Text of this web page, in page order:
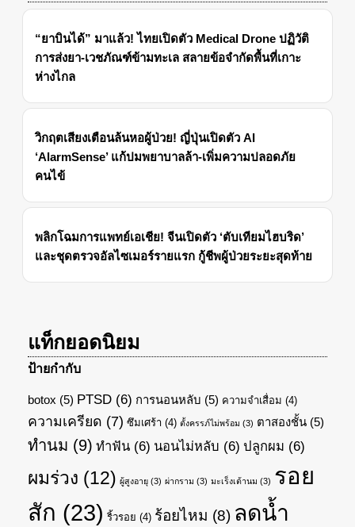
“ยาบินได้” มาแล้ว! ไทยเปิดตัว Medical Drone ปฏิวัติ
การส่งยา-เวชภัณฑ์ข้ามทะเล สลายข้อจำกัดพื้นที่เกาะ
ห่างไกล
วิกฤตเสียงเตือนล้นหอผู้ป่วย! ญี่ปุ่นเปิดตัว AI
‘AlarmSense’ แก้ปมพยาบาลล้า-เพิ่มความปลอดภัย
คนไข้
พลิกโฉมการแพทย์เอเชีย! จีนเปิดตัว ‘ตับเทียมไฮบริด’
และชุดตรวจอัลไซเมอร์รายแรก กู้ชีพผู้ป่วยระยะสุดท้าย
แท็กยอดนิยม
ป้ายกำกับ
botox (5) PTSD (6) การนอนหลับ (5) ความจำเสื่อม (4)
ความเครียด (7) ซึมเศร้า (4) ตั้งครรภ์ไม่พร้อม (3) ตาสองชั้น (5)
ทำนม (9) ทำฟัน (6) นอนไม่หลับ (6) ปลูกผม (6)
ผมร่วง (12) ผู้สูงอายุ (3) ผ่ากราม (3) มะเร็งเต้านม (3) รอย
สัก (23) ริ้วรอย (4) ร้อยไหม (8) ลดน้ำ